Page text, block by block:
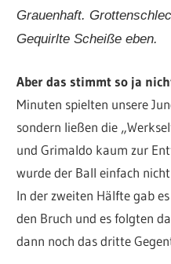
Grauenhaft.
Gequirlte Scheiße eben.
Aber das stimmt so ja
Minuten spielten unsere
sondern ließen die
und Grimaldo kaum zur
wurde der Ball einfach
In der zweiten Hälfte gab
den Bruch und es folgten
dann noch das dritte